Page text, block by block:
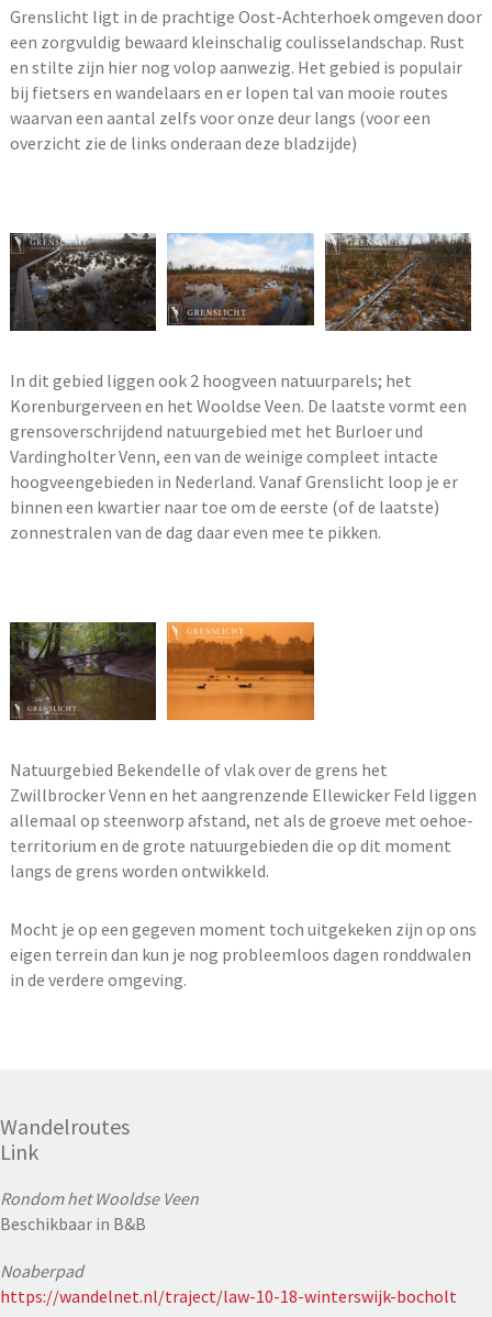
Grenslicht ligt in de prachtige Oost-Achterhoek omgeven door
een zorgvuldig bewaard kleinschalig coulisselandschap. Rust
en stilte zijn hier nog volop aanwezig. Het gebied is populair
bij fietsers en wandelaars en er lopen tal van mooie routes
waarvan een aantal zelfs voor onze deur langs (voor een
overzicht zie de links onderaan deze bladzijde)
In dit gebied liggen ook 2 hoogveen natuurparels; het
Korenburgerveen en het Wooldse Veen. De laatste vormt een
grensoverschrijdend natuurgebied met het Burloer und
Vardingholter Venn, een van de weinige compleet intacte
hoogveengebieden in Nederland. Vanaf Grenslicht loop je er
binnen een kwartier naar toe om de eerste (of de laatste)
zonnestralen van de dag daar even mee te pikken.
Natuurgebied Bekendelle of vlak over de grens het
Zwillbrocker Venn en het aangrenzende Ellewicker Feld liggen
allemaal op steenworp afstand, net als de groeve met oehoe-
territorium en de grote natuurgebieden die op dit moment
langs de grens worden ontwikkeld.
Mocht je op een gegeven moment toch uitgekeken zijn op ons
eigen terrein dan kun je nog probleemloos dagen ronddwalen
in de verdere omgeving.
Wandelroutes
Link
Rondom het Wooldse Veen
Beschikbaar in B&B
Noaberpad
https://wandelnet.nl/traject/law-10-18-winterswijk-bocholt